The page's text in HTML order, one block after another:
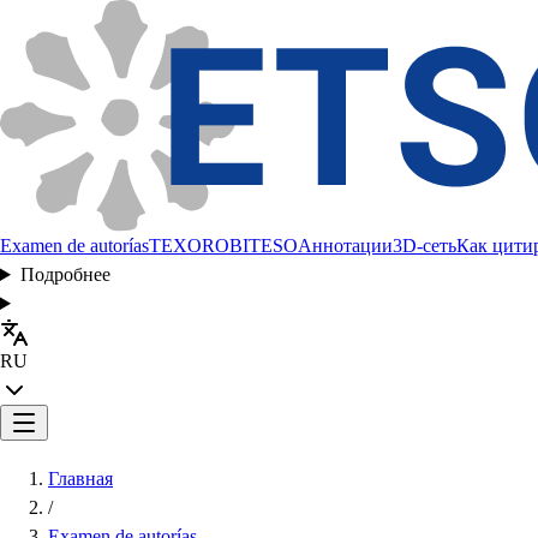
Examen de autoríasTEXOROBITESOАннотации3D-сетьКак
Подробнее
RU
Главная
/